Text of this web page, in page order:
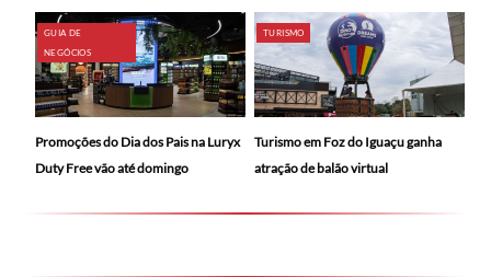
GUIA DE
NEGÓCIOS
Promoções do Dia dos Pais na Luryx
Duty Free vão até domingo
TURISMO
Turismo em Foz do Iguaçu ganha
atração de balão virtual